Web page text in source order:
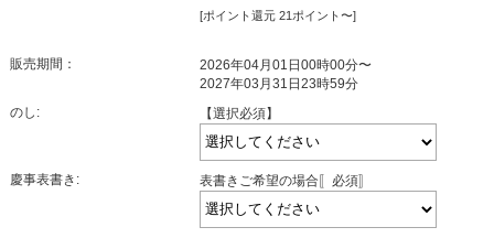
[ポイント還元 21ポイント〜]
販売期間：
2026年04月01日00時00分〜
2027年03月31日23時59分
のし:
【選択必須】
慶事表書き: 表書きご希望の場合〚必須〛